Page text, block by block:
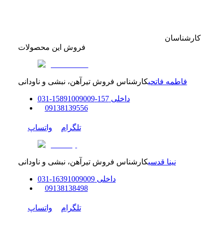
کارشناسان
فروش این محصولات
فاطمه فاتحیکارشناس فروش تیرآهن، نبشی و ناودانی
داخلی157-158
91009009
-
031
09138139556
تلگرام واتساپ
نینا قدسیکارشناس فروش تیرآهن، نبشی و ناودانی
داخلی 16391009009
-
031
09138138498
تلگرام واتساپ